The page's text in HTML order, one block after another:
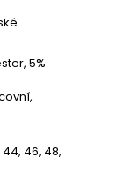
5%
46, 48,